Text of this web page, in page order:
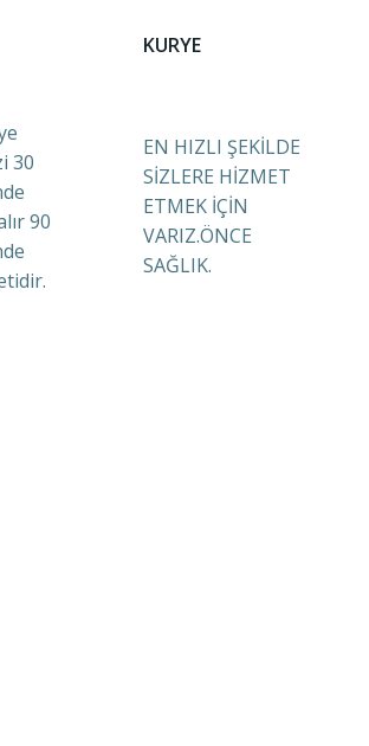
30
90
KURYE
EN HIZLI ŞEKİLDE
SİZLERE HİZMET
ETMEK İÇİN
VARIZ.ÖNCE
SAĞLIK.